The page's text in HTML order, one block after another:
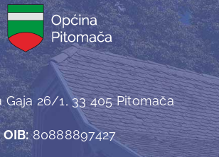
Gaja 26/1, 33 405 Pitomača
OIB:80888897427